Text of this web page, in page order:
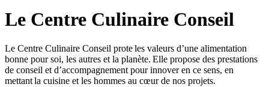
Le Centre Culinaire Conseil
Le Centre Culinaire Conseil proteles valeurs d’une alimentation
bonne pour soi, les autres et la planète. Elle propose des prestations
de conseil et d’accompagnement pour innover en ce sens, en
mettantla cuisine et les hommes au cœur de nos projets.